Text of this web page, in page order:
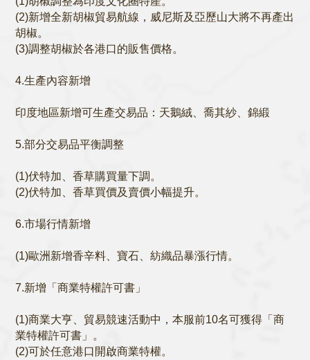
(2)新增全新胡椒貿易航線，威尼斯及亞歷山大將不再產出
胡椒。
(3)調整胡椒於各港口的販售價格。
4.生產內容新增
印度地區新增可生產交易品：天鵝絨、喬其紗、錦緞
5.部分交易品平衡調整
(1)伏特加、香草購買量下調。
(2)伏特加、香草買價及賣價小幅提升。
6.市場行情新增
(1)歐洲新增香辛料、寶石、紡織品暴漲行情。
7.新增「商業特權許可書」
(1)商業大亨、貿易競速活動中，本服前10名可獲得「商
業特權許可書」。
(2)可於任意港口開啟商業特權。